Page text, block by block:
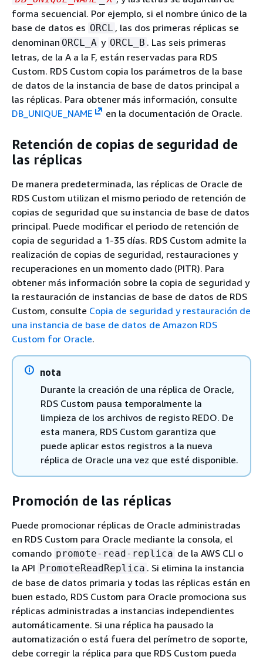
forma secuencial. Por ejemplo, si el nombre único de la
base de datos es ORCL , las dos primeras réplicas se
denominan ORCL_A y ORCL_B . Las seis primeras
letras, de la A a la F, están reservadas para RDS
Custom. RDS Custom copia los parámetros de la base
de datos de la instancia de base de datos principal a
las réplicas. Para obtener más información, consulte
DB_UNIQUE_NAME
en la documentación de Oracle.
Retención de copias de seguridad de
las réplicas
De manera predeterminada, las réplicas de Oracle de
RDS Custom utilizan el mismo periodo de retención de
copias de seguridad que su instancia de base de datos
principal. Puede modificar el periodo de retención de
copia de seguridad a 1-35 días. RDS Custom admite la
realización de copias de seguridad, restauraciones y
recuperaciones en un momento dado (PITR). Para
obtener más información sobre la copia de seguridad y
la restauración de instancias de base de datos de RDS
Custom, consulte Copia de seguridad y restauración de
una instancia de base de datos de Amazon RDS
Custom for Oracle.
nota
Durante la creación de una réplica de Oracle,
RDS Custom pausa temporalmente la
limpieza de los archivos de registo REDO. De
esta manera, RDS Custom garantiza que
puede aplicar estos registros a la nueva
réplica de Oracle una vez que esté disponible.
Promoción de las réplicas
Puede promocionar réplicas de Oracle administradas
en RDS Custom para Oracle mediante la consola, el
comando promote-read-replica de la AWS CLI o
la API PromoteReadReplica . Si elimina la instancia
de base de datos primaria y todas las réplicas están en
buen estado, RDS Custom para Oracle promociona sus
réplicas administradas a instancias independientes
automáticamente. Si una réplica ha pausado la
automatización o está fuera del perímetro de soporte,
debe corregir la réplica para que RDS Custom pueda